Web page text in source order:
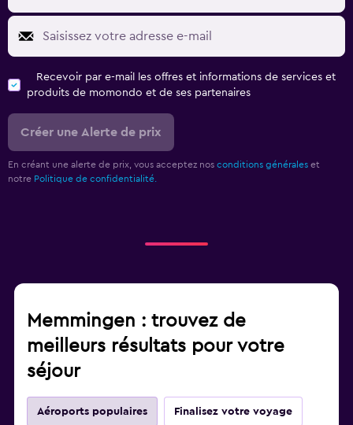
Recevoir par e-mail les offres et informations de services et
produits de momondo et de ses partenaires
Créer une Alerte de prix
En créant une alerte de prix, vous acceptez nos conditions générales et
notre Politique de confidentialité.
Memmingen : trouvez de
meilleurs résultats pour votre
séjour
Aéroports populaires Finalisez votre voyage